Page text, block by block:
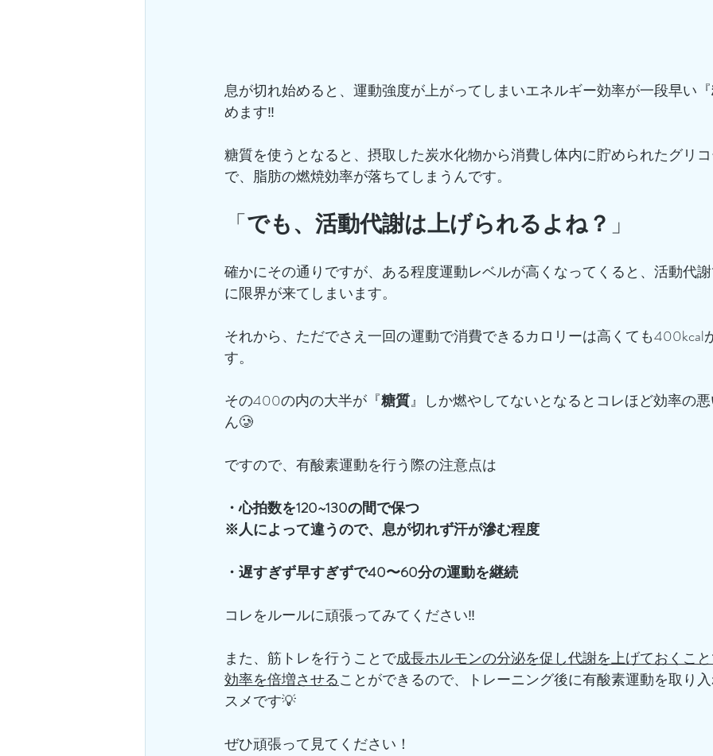
息が切れ始めると、運動強度が上がってしまいエネルギー効率が一段早い『
めます‼️
糖質を使うとなると、摂取した炭水化物から消費し体内に貯められたグリ
で、脂肪の燃焼効率が落ちてしまうんです。
「でも、活動代謝は上げられるよね？ 」
確かにその通りですが、ある程度運動レベルが高くなってくると、活動代
に限界が来てしまいます。
それから、ただでさえ一回の運動で消費できるカロリーは高くても400kcal
す。
その400の内の大半が『糖質』しか燃やしてないとなるとコレほど効率の
ん🥲
ですので、有酸素運動を行う際の注意点は
・心拍数を120~130の間で保つ
※人によって違うので、息が切れず汗が滲む程度
・遅すぎず早すぎずで40〜60分の運動を継続
コレをルールに頑張ってみてください‼️
また、筋トレを行うことで成長ホルモンの分泌を促し代謝を上げておくこ
効率を倍増させることができるので、トレーニング後に有酸素運動を取り
スメです💡
ぜひ頑張って見てください！